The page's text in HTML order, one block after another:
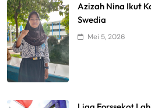
Azizah Nina Ikut
Swedia
Mei 5, 2026